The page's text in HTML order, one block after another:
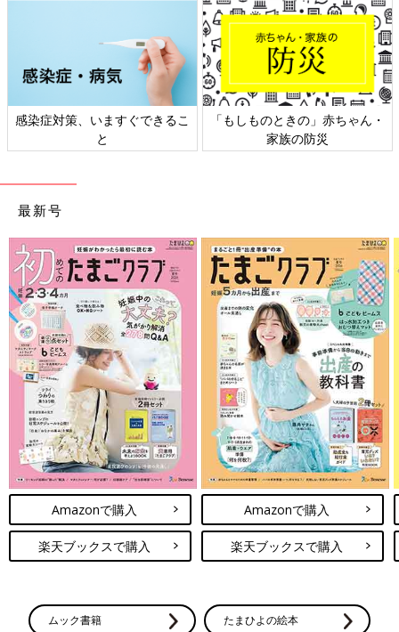
感染症対策、いますぐできるこ
と
「もしものときの」赤ちゃん・
家族の防災
最新号
Amazonで購入
楽天ブックスで購入
Amazonで購入
楽天ブックスで購入
ムック書籍 たまひよの絵本